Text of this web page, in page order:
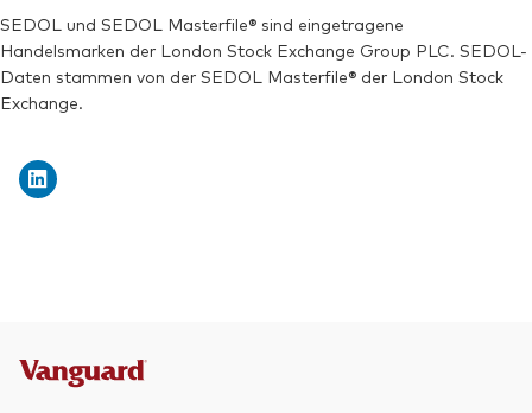
SEDOL:BVYDFN9
Börsenticker: VRMD
SEDOL und SEDOL Masterfile® sind eingetragene
Handelsmarken der London Stock Exchange Group PLC. SEDOL-
Daten stammen von der SEDOL Masterfile® der London Stock
Exchange.